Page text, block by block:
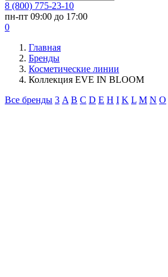
8 (800) 775-23-10
пн-пт 09:00 до 17:00
0
Главная
Бренды
Косметические линии
Коллекция EVE IN BLOOM
Все бренды 3 A B C D E H I K L M N O